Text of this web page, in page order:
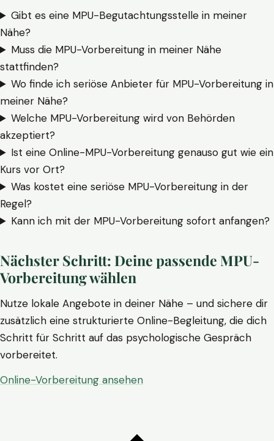
Gibt es eine MPU-Begutachtungsstelle in meiner
Nähe?
Muss die MPU-Vorbereitung in meiner Nähe
stattfinden?
Wo finde ich seriöse Anbieter für MPU-Vorbereitung in
meiner Nähe?
Welche MPU-Vorbereitung wird von Behörden
akzeptiert?
Ist eine Online-MPU-Vorbereitung genauso gut wie ein
Kurs vor Ort?
Was kostet eine seriöse MPU-Vorbereitung in der
Regel?
Kann ich mit der MPU-Vorbereitung sofort anfangen?
Nächster Schritt: Deine passende MPU-
Vorbereitung wählen
Nutze lokale Angebote in deiner Nähe – und sichere dir
zusätzlich eine strukturierte Online-Begleitung, die dich
Schritt für Schritt auf das psychologische Gespräch
vorbereitet.
Online-Vorbereitung ansehen